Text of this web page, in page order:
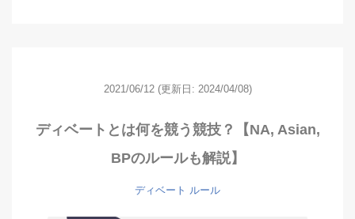
2021/06/12 (更新日: 2024/04/08)
ディベートとは何を競う競技？【NA, Asian,
BPのルールも解説】
ディベート ルール